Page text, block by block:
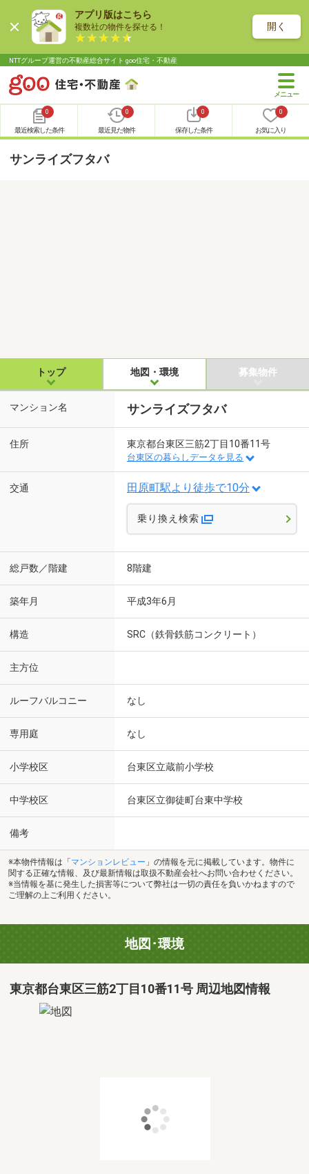
アプリ版はこちら
複数社の物件を探せる！ 開く
NTTグループ運営の不動産総合サイト goo住宅・不動産
0
最近検索した条件
0
最近見た物件
0
保存した条件
0
お気に入り
サンライズフタバ
トップ 地図・環境 募集物件
マンション名 サンライズフタバ
住所 東京都台東区三筋2丁目10番11号
台東区の暮らしデータを見る
交通 田原町駅より徒歩で10分
乗り換え検索
総戸数／階建 8階建
築年月 平成3年6月
構造 SRC（鉄骨鉄筋コンクリート）
主方位
ルーフバルコニー なし
専用庭 なし
小学校区 台東区立蔵前小学校
中学校区 台東区立御徒町台東中学校
備考
※本物件情報は「 マンションレビュー 」の情報を元に掲載しています。物件に
関する正確な情報、及び最新情報は取扱不動産会社へお問い合わせください。
※当情報を基に発生した損害等について弊社は一切の責任を負いかねますので
ご理解の上ご利用ください。
地図･環境
東京都台東区三筋2丁目10番11号 周辺地図情報